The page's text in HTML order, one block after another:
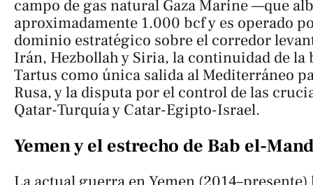
campo de gas natural Gaza Marine —que
aproximadamente 1.000 bcf y es operado
dominio estratégico sobre el corredor
Irán, Hezbollah y Siria, la continuidad de la
Tartus como única salida al Mediterráneo
Rusa, y la disputa por el control de las
Qatar-Turquía y Catar-Egipto-Israel.
Yemen y el estrecho de Bab el-